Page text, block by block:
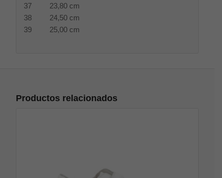
37 23,80 cm
38 24,50 cm
39 25,00 cm
Productos relacionados